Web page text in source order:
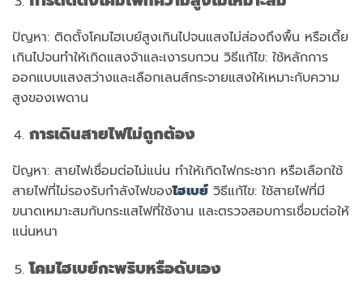
ปัญหา: ติดตั้งโคมไฮเบย์สูงเกินไปจนแสงไม่ส่องถึงพื้น หรือเตี้ย
เกินไปจนทำให้เกิดแสงจ้าและเงารบกวน วิธีแก้ไข: ใช้หลักการ
ออกแบบแสงสว่างและเลือกเลนส์กระจายแสงให้เหมาะกับความ
สูงของเพดาน
การเดินสายไฟไม่ถูกต้อง
ปัญหา: สายไฟเชื่อมต่อไม่แน่น ทำให้เกิดไฟกระชาก หรือเลือกใช้
สายไฟที่ไม่รองรับกำลังไฟของไฮเบย์ วิธีแก้ไข: ใช้สายไฟที่มี
ขนาดเหมาะสมกับกระแสไฟที่ใช้งาน และตรวจสอบการเชื่อมต่อให้
แน่นหนา
โคมไฮเบย์กะพริบหรือดับเอง